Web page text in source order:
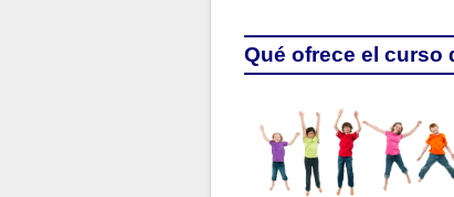
Qué ofrece el curso